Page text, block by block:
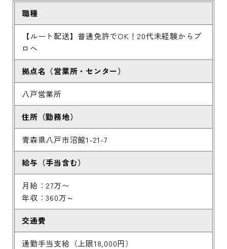
職種
【ルート配送】普通免許でOK！20代未経験からプ
ロへ
拠点名（営業所・センター）
八戸営業所
住所（勤務地）
青森県八戸市沼館1-21-7
給与（手当含む）
月給：27万〜
年収：360万～
交通費
通勤手当支給（上限18,000円）